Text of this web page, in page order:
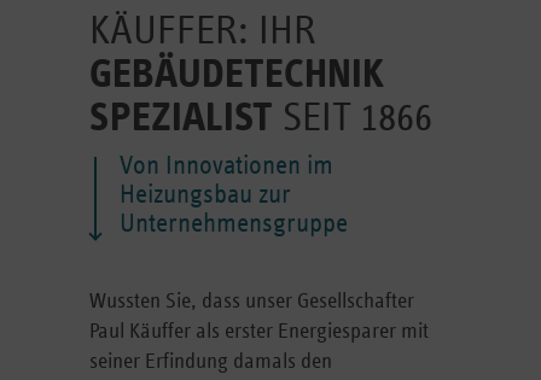
KÄUFFER: IHR
GEBÄUDETECHNIK
SPEZIALIST SEIT 1866
Von Innovationen im
Heizungsbau zur
Unternehmensgruppe
Wussten Sie, dass unser Gesellschafter
Paul Käuffer als erster Energiesparer mit
seiner Erfindung damals den